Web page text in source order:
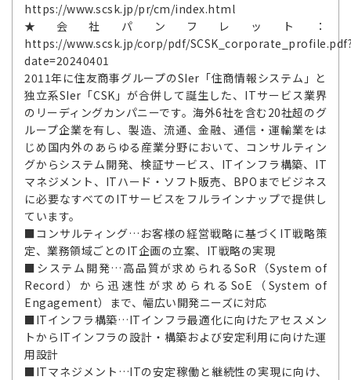
https://www.scsk.jp/pr/cm/index.html
★会社パンフレット：
https://www.scsk.jp/corp/pdf/
date=20240401
2011年に住友商事グループのSIer「住商情報システム」と
独立系SIer「CSK」が合併して誕生した、ITサービス業界
のリーディングカンパニーです。海外6社を含む20社超のグ
ループ企業を有し、製造、流通、金融、通信・運輸業をは
じめ国内外のあらゆる産業分野において、コンサルティン
グからシステム開発、検証サービス、ITインフラ構築、IT
マネジメント、ITハード・ソフト販売、BPOまでビジネス
に必要なすべてのITサービスをフルラインナップで提供し
ています。
■コンサルティング…お客様の経営戦略に基づくIT戦略策
定、業務領域ごとのIT企画の立案、IT戦略の実現
■システム開発…高品質が求められるSoR（System of
Record）から迅速性が求められるSoE（System of
Engagement）まで、幅広い開発ニーズに対応
■ITインフラ構築…ITインフラ最適化に向けたアセスメン
トからITインフラの設計・構築および安定利用に向けた運
用設計
■ITマネジメント…ITの安定稼働と継続性の実現に向け、